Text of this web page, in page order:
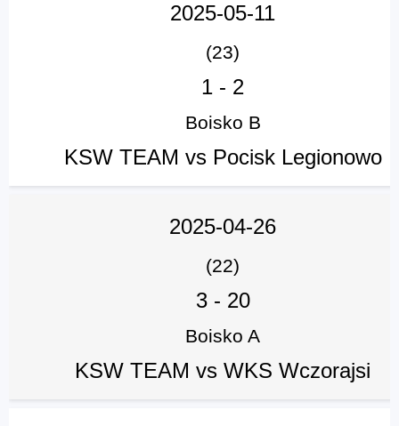
2025-05-11
(23)
1 - 2
Boisko B
KSW TEAM vs Pocisk Legionowo
2025-04-26
(22)
3- 20
Boisko A
KSW TEAM vs WKS Wczorajsi